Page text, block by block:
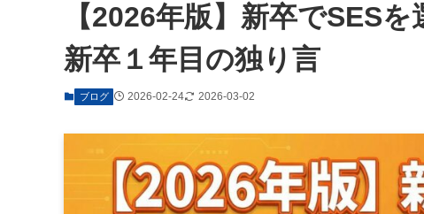
【2026年版】新卒でSES
新卒１年目の独り言
ブログ 2026-02-24 2026-03-02